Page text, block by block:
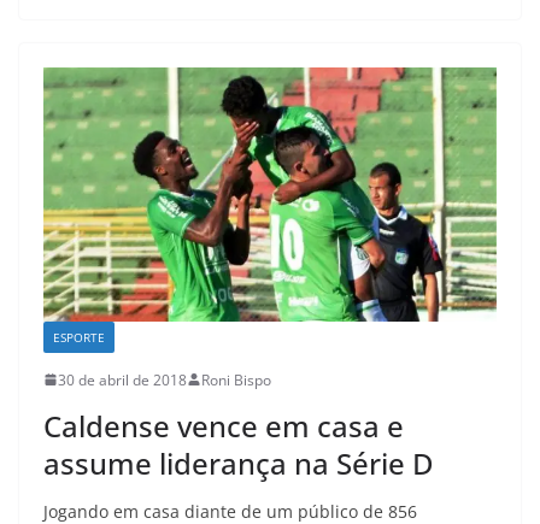
ESPORTE
30 de abril de 2018 Roni Bispo
Caldense vence em casa e
assume liderança na Série D
Jogando em casa diante de um público de 856